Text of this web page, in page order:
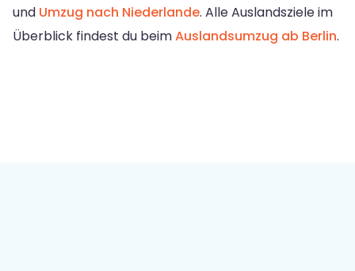
und Umzug nach Niederlande. Alle Auslandsziele im
Überblick findest du beimAuslandsumzug ab Berlin.